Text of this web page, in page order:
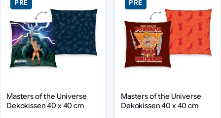
PRE
Masters of the Universe
Dekokissen 40 x 40 cm
PRE
Masters of the Universe
Dekokissen 40 x 40 cm